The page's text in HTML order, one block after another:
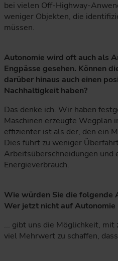
bei vielen Off-Highway-
weniger Objekten, die
müssen.
Autonomie wird oft auch als
Engpässe gesehen. Können
darüber hinaus auch einen
Nachhaltigkeit haben?
Das denke ich. Wir haben
Maschinen erzeugte Wegplan
effizienter ist als der, den ein
Dies führt zu weniger
Arbeitsüberschneidungen und
Energieverbrauch.
Wie würden Sie die folgende
Wer jetzt nicht auf Autonomie
... gibt uns die Möglichkeit, mit
viel Mehrwert zu schaffen,